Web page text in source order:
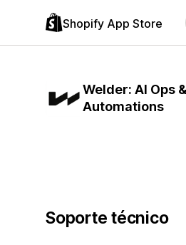
Shopify App Store
Welder: AI Ops &
Automations
Soporte técnico